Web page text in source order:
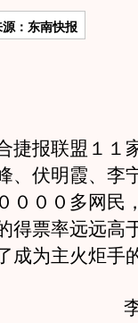
源：东南快报
报联盟１１
、伏明霞、李
０００多网民
得票率远远高
成为主火炬手
李